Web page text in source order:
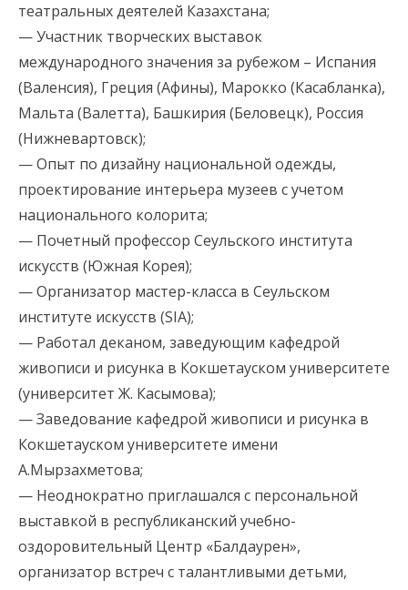
театральных деятелей Казахстана;
— Участник творческих выставок
международного значения за рубежом – Испания
(Валенсия), Греция (Афины), Марокко (Касабланка),
Мальта (Валетта), Башкирия (Беловецк), Россия
(Нижневартовск);
— Опыт по дизайну национальной одежды,
проектирование интерьера музеев с учетом
национального колорита;
— Почетный профессор Сеульского института
искусств (Южная Корея);
— Организатор мастер-класса в Сеульском
институте искусств (SIA);
— Работал деканом, заведующим кафедрой
живописи и рисунка в Кокшетауском университете
(университет Ж. Касымова);
— Заведование кафедрой живописи и рисунка в
Кокшетауском университете имени
А.Мырзахметова;
— Неоднократно приглашался с персональной
выставкой в республиканский учебно-
оздоровительный Центр «Балдаурен»,
организатор встреч с талантливыми детьми,